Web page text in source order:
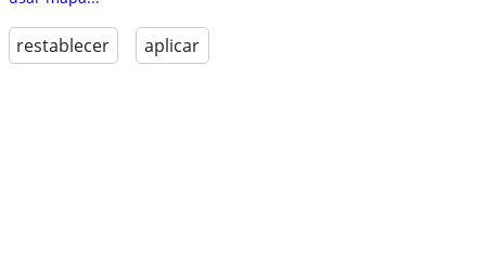
restablecer aplicar